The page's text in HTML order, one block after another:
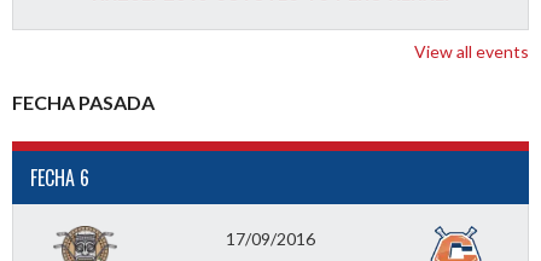
View all events
FECHA PASADA
FECHA 6
17/09/2016